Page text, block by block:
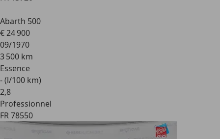
Abarth 500
€ 24 900
09/1970
3 500 km
Essence
- (l/100 km)
2,8
Professionnel
FR 78550